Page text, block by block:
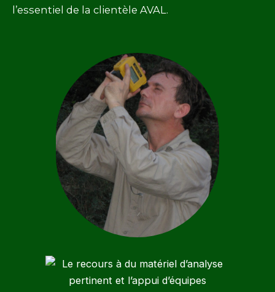
l’essentiel de la clientèle AVAL.